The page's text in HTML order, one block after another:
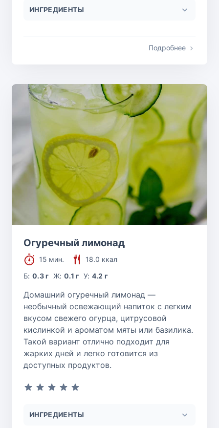
ИНГРЕДИЕНТЫ
Подробнее
Огуречный лимонад
15 мин.
18.0 ккал
Б:0.3 г Ж: 0.1 г У: 4.2 г
Домашний огуречный лимонад —
необычный освежающий напиток с легким
вкусом свежего огурца, цитрусовой
кислинкой и ароматом мяты или базилика.
Такой вариант отлично подходит для
жарких дней и легко готовится из
доступных продуктов.
ИНГРЕДИЕНТЫ